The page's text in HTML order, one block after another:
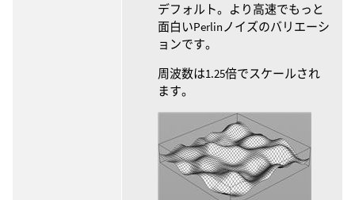
デフォルト。より高速でもっと
面白いPerlinノイズのバリエーシ
ョンです。
周波数は1.25倍でスケールされ
ます。